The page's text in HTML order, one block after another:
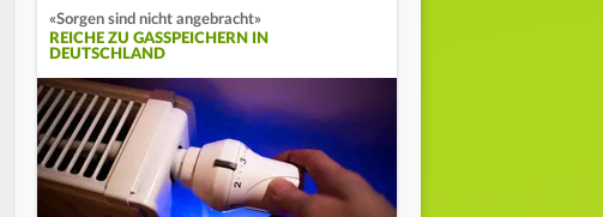
«Sorgen sind nicht angebracht»
REICHE ZU GASSPEICHERN IN
DEUTSCHLAND